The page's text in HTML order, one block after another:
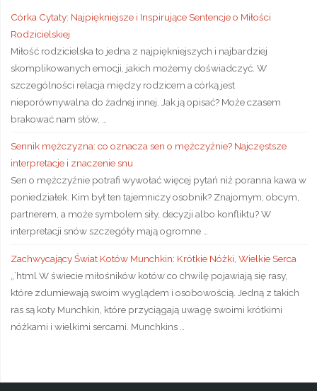
Córka Cytaty: Najpiękniejsze i Inspirujące Sentencje o Miłości
Rodzicielskiej
Miłość rodzicielska to jedna z najpiękniejszych i najbardziej
skomplikowanych emocji, jakich możemy doświadczyć. W
szczególności relacja między rodzicem a córką jest
nieporównywalna do żadnej innej. Jak ją opisać? Może czasem
brakować nam słów, …
Sennik mężczyzna: co oznacza sen o mężczyźnie? Najczęstsze
interpretacje i znaczenie snu
Sen o mężczyźnie potrafi wywołać więcej pytań niż poranna kawa w
poniedziałek. Kim był ten tajemniczy osobnik? Znajomym, obcym,
partnerem, a może symbolem siły, decyzji albo konfliktu? W
interpretacji snów szczegóły mają ogromne …
Zachwycający Świat Kotów Munchkin: Krótkie Nóżki, Wielkie Serca
„`html W świecie miłośników kotów co chwilę pojawiają się rasy,
które zdumiewają swoim wyglądem i osobowością. Jedną z takich
ras są koty Munchkin, które przyciągają uwagę swoimi krótkimi
nóżkami i wielkimi sercami. Munchkins …